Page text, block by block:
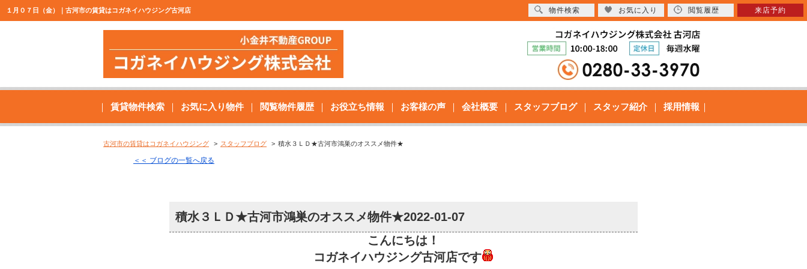
１月０７日（金）｜古河市の賃貸はコガネイハウジング古河店
賃貸物件検索 お気に入り物件 閲覧物件履歴 お役立ち情報 お客様の声 会社概要 スタッフブログ スタッフ紹介 採用情報
古河市の賃貸はコガネイハウジング スタッフブログ 積水３ＬＤ★古河市鴻巣のオススメ物件★
＜＜ ブログの一覧へ戻る
積水３ＬＤ★古河市鴻巣のオススメ物件★2022-01-07
こんにちは！
コガネイハウジング古河店です
物件検索 お気に入り 閲覧履歴 来店予約